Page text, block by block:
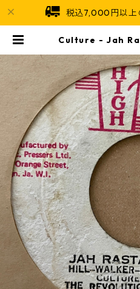
税込7,000円以上
Culture - Jah